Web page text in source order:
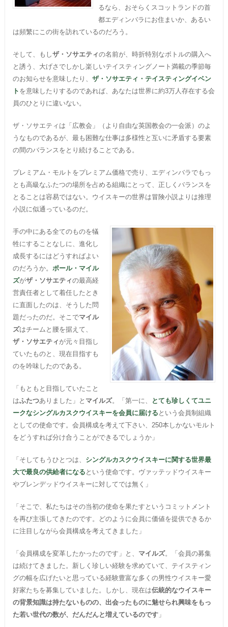
るなら、おそらくスコットランドの首
都エディンバラにお住まいか、あるい
は頻繁にこの街を訪れているのだろう。
そして、もしザ・ソサエティの名前が、時折特別なボトルの購入へ
と誘う、大げさでしかし楽しいテイスティングノート満載の季節毎
のお知らせを意味したり、 ザ・ソサエティ・テイスティングイベン
ト を意味したりするのであれば、あなたは世界に約3万人存在する会
員のひとりに違いない。
ザ・ソサエティは「広教会」（より自由な英国教会の一会派）のよ
うなものであるが、最も困難な仕事は多様性と互いに矛盾する要素
の間のバランスをとり続けることである。
プレミアム・モルトをプレミアム価格で売り、エディンバラでもっ
とも高級なふたつの場所を占める組織にとって、正しくバランスを
とることは容易ではない。ウイスキーの世界は冒険小説よりは推理
小説に似通っているのだ。
手の中にある全てのものを犠
牲にすることなしに、進化し
成長するにはどうすればよい
のだろうか。 ポール・マイル
ズがザ・ソサエティの最高経
営責任者として着任したとき
に直面したのは、そうした問
題だったのだ。そこでマイル
ズはチームと腰を据えて、
ザ・ソサエティ が元々目指し
ていたものと、現在目指すも
のを吟味したのである。
「もともと目指していたこと
はふたつありました」と マイルズ。「第一に、
とても珍しくてユニ
ークなシングルカスクウイスキーを会員に届ける という会員制組織
としての使命です。会員構成を考えて下さい、250本しかないモルト
をどうすれば分け合うことができるでしょうか」
「そしてもうひとつは、 シングルカスクウイスキーに関する世界最
大で最良の供給者になる という使命です。ヴァッテッドウイスキー
やブレンデッドウイスキーに対してでは無く」
「そこで、私たちはその当初の使命を果たすというコミットメント
を再び主張してきたのです。どのように会員に価値を提供できるか
に注目しながら会員構成を考えてきました」
「会員構成を変革したかったのです」と、 マイルズ。「会員の募集
は続けてきました。新しく珍しい経験を求めていて、テイスティン
グの幅を広げたいと思っている経験豊富な多くの男性ウイスキー愛
好家たちを募集していました。しかし、現在は伝統的なウイスキー
の背景知識は持たないものの、出会ったものに魅せられ興味をもっ
た若い世代の数が、だんだんと増えているのです」